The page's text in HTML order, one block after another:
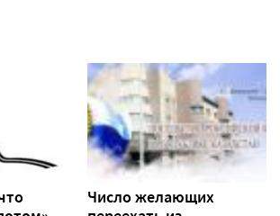
Число желающих